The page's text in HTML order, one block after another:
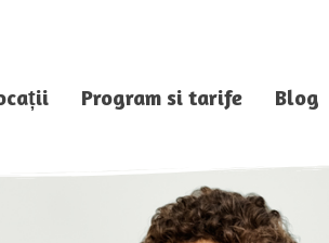
Program si tarife Blog